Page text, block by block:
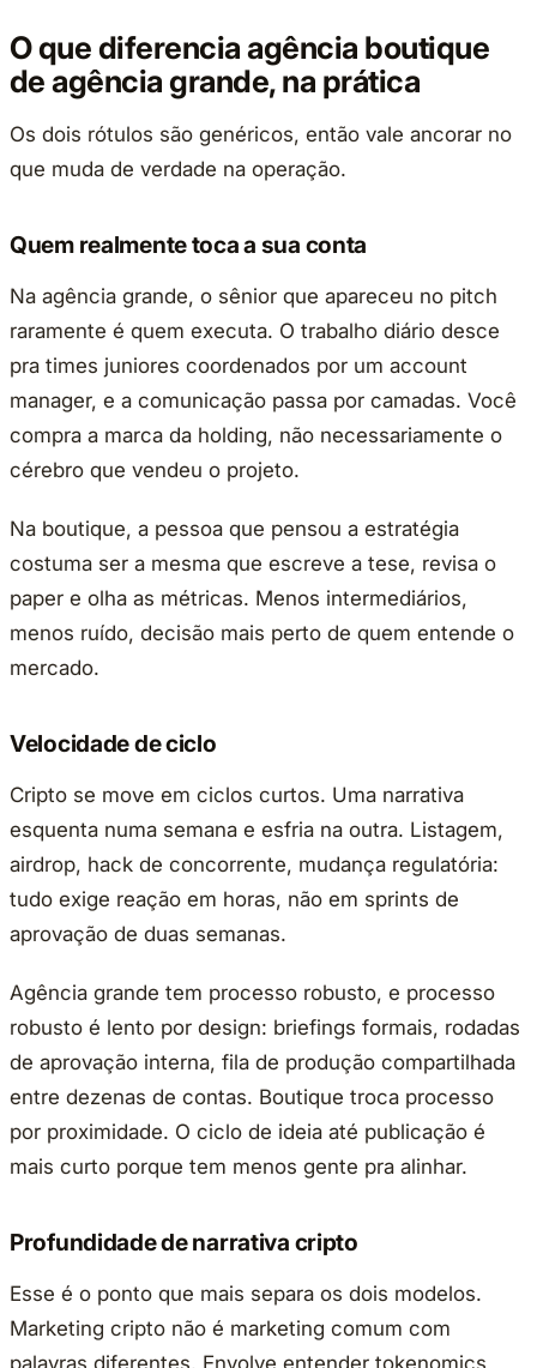
O que diferencia agência boutique
de agência grande, na prática
Os dois rótulos são genéricos, então vale ancorar no
que muda de verdade na operação.
Quem realmente toca a sua conta
Na agência grande, o sênior que apareceu no pitch
raramente é quem executa. O trabalho diário desce
pra times juniores coordenados por um account
manager, e a comunicação passa por camadas. Você
compra a marca da holding, não necessariamente o
cérebro que vendeu o projeto.
Na boutique, a pessoa que pensou a estratégia
costuma ser a mesma que escreve a tese, revisa o
paper e olha as métricas. Menos intermediários,
menos ruído, decisão mais perto de quem entende o
mercado.
Velocidade de ciclo
Cripto se move em ciclos curtos. Uma narrativa
esquenta numa semana e esfria na outra. Listagem,
airdrop, hack de concorrente, mudança regulatória:
tudo exige reação em horas, não em sprints de
aprovação de duas semanas.
Agência grande tem processo robusto, e processo
robusto é lento por design: briefings formais, rodadas
de aprovação interna, fila de produção compartilhada
entre dezenas de contas. Boutique troca processo
por proximidade. O ciclo de ideia até publicação é
mais curto porque tem menos gente pra alinhar.
Profundidade de narrativa cripto
Esse é o ponto que mais separa os dois modelos.
Marketing cripto não é marketing comum com